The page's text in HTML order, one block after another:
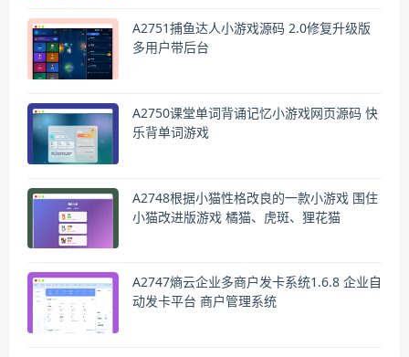
A2751捕鱼达人小游戏源码 2.0修复升级版
多用户带后台
A2750课堂单词背诵记忆小游戏网页源码 快
乐背单词游戏
A2748根据小猫性格改良的一款小游戏 围住
小猫改进版游戏 橘猫、虎斑、狸花猫
A2747熵云企业多商户发卡系统1.6.8 企业自
动发卡平台 商户管理系统